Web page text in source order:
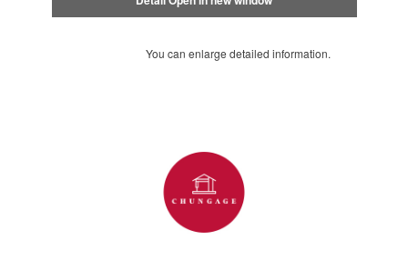
You can enlarge detailed information.